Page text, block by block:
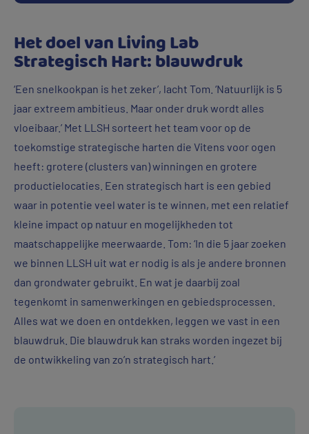
Het doel van Living Lab
Strategisch Hart: blauwdruk
‘Een snelkookpan is het zeker’, lacht Tom. ‘Natuurlijk is 5
jaar extreem ambitieus. Maar onder druk wordt alles
vloeibaar.’ Met LLSH sorteert het team voor op de
toekomstige strategische harten die Vitens voor ogen
heeft: grotere (clusters van) winningen en grotere
productielocaties. Een strategisch hart is een gebied
waar in potentie veel water is te winnen, met een relatief
kleine impact op natuur en mogelijkheden tot
maatschappelijke meerwaarde. Tom: ‘In die 5 jaar zoeken
we binnen LLSH uit wat er nodig is als je andere bronnen
dan grondwater gebruikt. En wat je daarbij zoal
tegenkomt in samenwerkingen en gebiedsprocessen.
Alles wat we doen en ontdekken, leggen we vast in een
blauwdruk. Die blauwdruk kan straks worden ingezet bij
de ontwikkeling van zo’n strategisch hart.’